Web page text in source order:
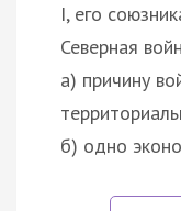
I, его
Северная
а) причину
б) одно